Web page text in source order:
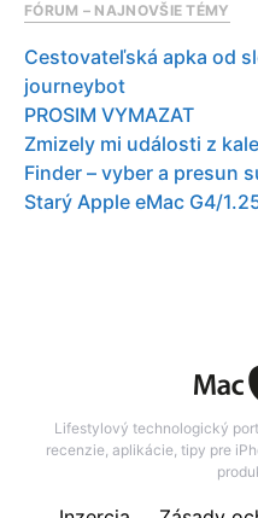
FÓRUM – NAJNOVŠIE TÉMY
Cestovateľská apka od
journeybot
PROSIM VYMAZAT
Zmizely mi události z
Finder – vyber a presun
Starý Apple eMac G4/
Lifestylový technologický
recenzie, aplikácie, tipy pre